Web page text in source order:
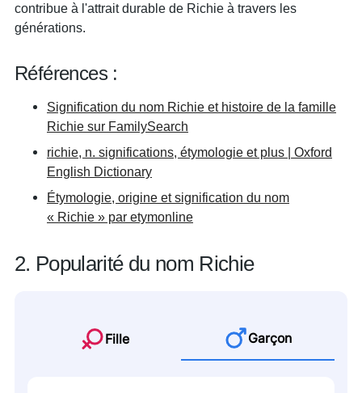
contribue à l'attrait durable de Richie à travers les
générations.
Références :
Signification du nom Richie et histoire de la famille
Richie sur FamilySearch
richie, n. significations, étymologie et plus | Oxford
English Dictionary
Étymologie, origine et signification du nom
« Richie » par etymonline
2. Popularité du nom Richie
Fille Garçon